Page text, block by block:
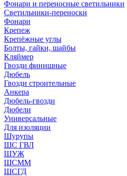
Фонари и переносные светильники
Светильники-переноски
Фонари
Крепеж
Крепёжные углы
Болты, гайки, шайбы
Кляймер
Гвозди финишные
Дюбель
Гвозди строительные
Анкера
Дюбель-гвозди
Дюбели
Универсальные
Для изоляции
Шурупы
ШС ГВЛ
ШУЖ
ШСММ
ШСГД